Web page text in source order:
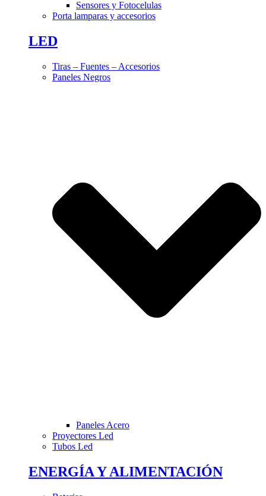
Sensores y Fotocelulas
Porta lamparas y accesorios
LED
Tiras – Fuentes – Accesorios
Paneles Negros
Paneles Acero
Proyectores Led
Tubos Led
ENERGÍA Y ALIMENTACIÓN